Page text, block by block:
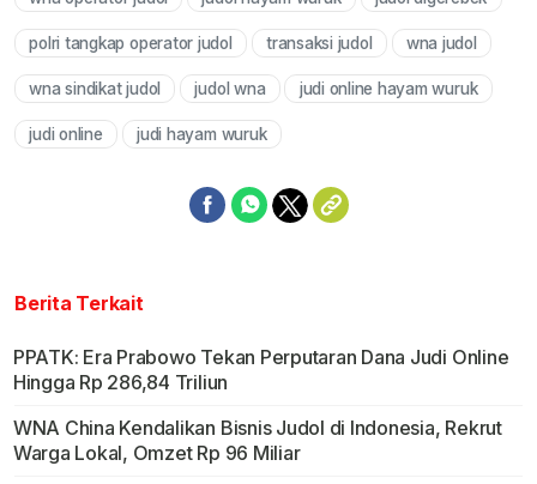
Mute
polri tangkap operator judol transaksi judol wna judol
wna sindikat judol judol wna judi online hayam wuruk
judi online judi hayam wuruk
Berita Terkait
PPATK: Era Prabowo Tekan Perputaran Dana Judi Online
Hingga Rp 286,84 Triliun
WNA China Kendalikan Bisnis Judol di Indonesia, Rekrut
Warga Lokal, Omzet Rp 96 Miliar